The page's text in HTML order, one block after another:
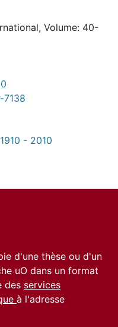
Volume: 40-
- 2010
d'une thèse ou d'un
uO dans un format
des services
à l'adresse